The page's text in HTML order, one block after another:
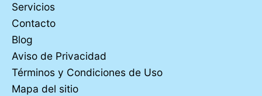
Servicios
Contacto
Blog
Aviso de Privacidad
Términos y Condiciones de Uso
Mapa del sitio